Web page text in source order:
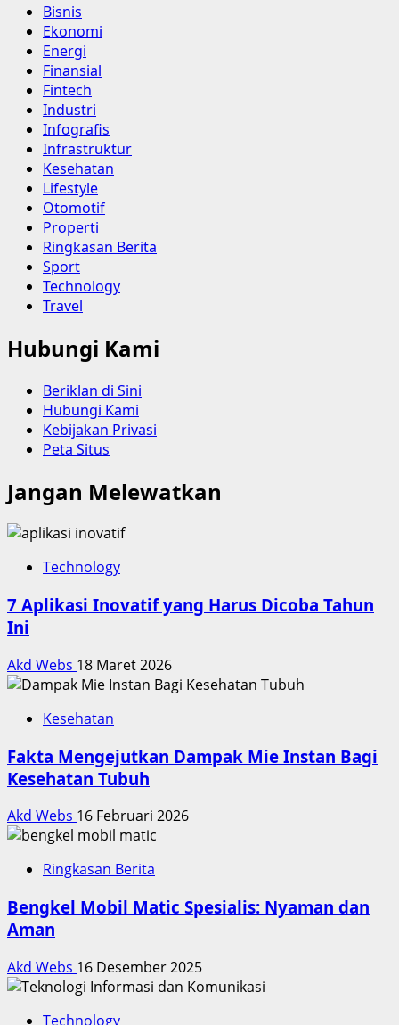
Bisnis
Ekonomi
Energi
Finansial
Fintech
Industri
Infografis
Infrastruktur
Kesehatan
Lifestyle
Otomotif
Properti
Ringkasan Berita
Sport
Technology
Travel
Hubungi Kami
Beriklan di Sini
Hubungi Kami
Kebijakan Privasi
Peta Situs
Jangan Melewatkan
Technology
7 Aplikasi Inovatif yang Harus Dicoba Tahun
Ini
Akd Webs 18 Maret 2026
Kesehatan
Fakta Mengejutkan Dampak Mie Instan Bagi
Kesehatan Tubuh
Akd Webs 16 Februari 2026
Ringkasan Berita
Bengkel Mobil Matic Spesialis: Nyaman dan
Aman
Akd Webs 16 Desember 2025
Technology